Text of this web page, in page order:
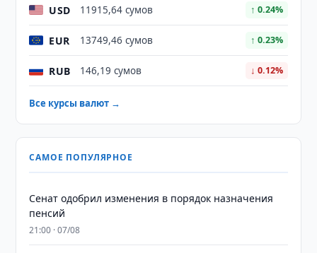
USD 11915,64 сумов ↑ 0.24%
EUR 13749,46 сумов ↑ 0.23%
RUB 146,19 сумов ↓ 0.12%
Все курсы валют →
САМОЕ ПОПУЛЯРНОЕ
Сенат одобрил изменения в порядок назначения
пенсий
21:00 · 07/08